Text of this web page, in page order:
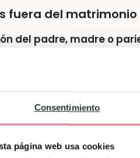
Consentimiento
página web usa cookies
fuera del matrimonio
del padre, madre o
deben acudir al
. A falta de identificación
edad y debidamente
constar el estado
anterior, debe romper la